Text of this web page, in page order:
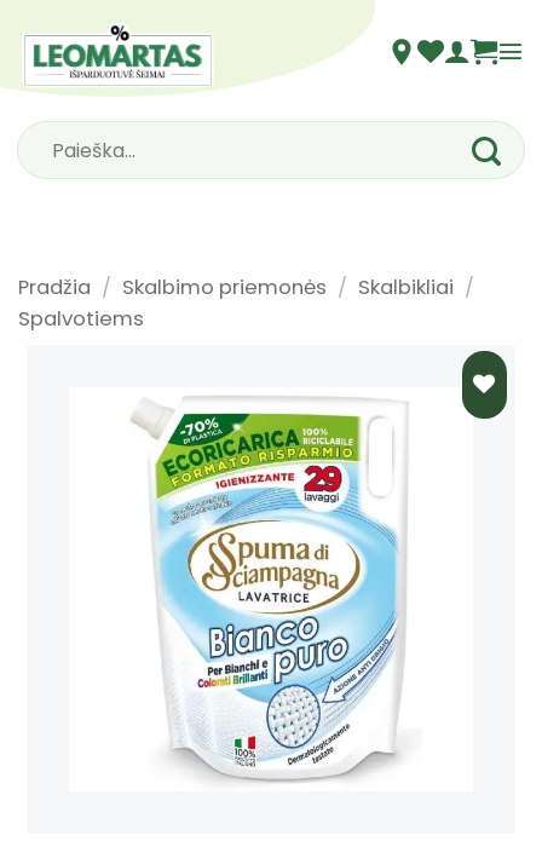
content
Ieškoti:
Pradžia / Skalbimo priemonės / Skalbikliai /
Spalvotiems